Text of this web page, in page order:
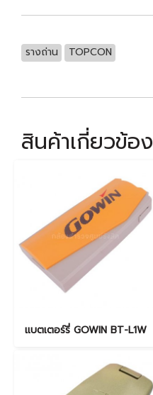
รางถ่าน TOPCON
สินค้าเกี่ยวข้อง
แบตเตอร์รี่ GOWIN BT-L1W